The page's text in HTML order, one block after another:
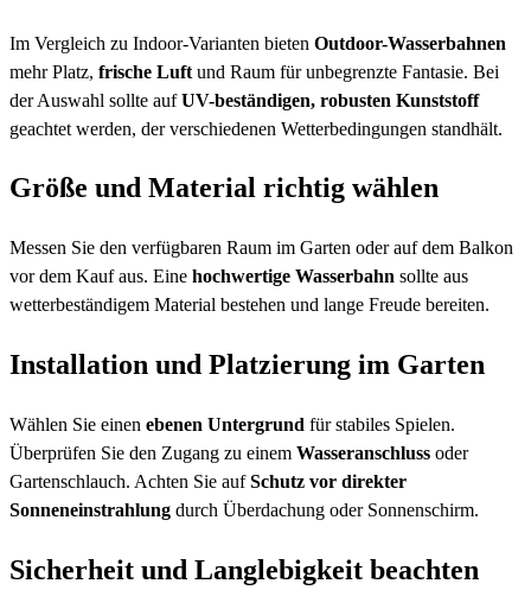
Im Vergleich zu Indoor-Varianten bieten Outdoor-Wasserbahnen
mehr Platz, frische Luft und Raum für unbegrenzte Fantasie. Bei
der Auswahl sollte aufUV-beständigen, robusten Kunststoff
geachtet werden, der verschiedenen Wetterbedingungen standhält.
Größe und Material richtig wählen
Messen Sie den verfügbaren Raum im Garten oder auf dem Balkon
vor dem Kauf aus. Eine hochwertige Wasserbahn sollte aus
wetterbeständigem Material bestehen und lange Freude bereiten.
Installation und Platzierung im Garten
Wählen Sie einen ebenen Untergrund für stabiles Spielen.
Überprüfen Sie den Zugang zu einem Wasseranschluss oder
Gartenschlauch. Achten Sie aufSchutz vor direkter
Sonneneinstrahlung durch Überdachung oder Sonnenschirm.
Sicherheit und Langlebigkeit beachten